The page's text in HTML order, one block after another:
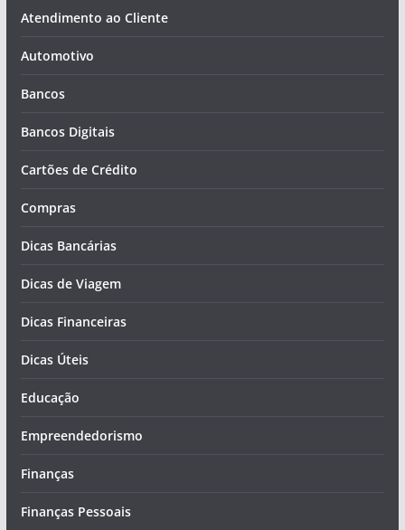
Atendimento ao Cliente
Automotivo
Bancos
Bancos Digitais
Cartões de Crédito
Compras
Dicas Bancárias
Dicas de Viagem
Dicas Financeiras
Dicas Úteis
Educação
Empreendedorismo
Finanças
Finanças Pessoais